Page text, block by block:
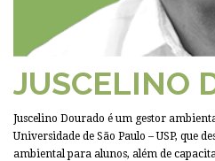
JUSCELINO
Juscelino Dourado é um gestor
Universidade de São Paulo – USP, que
ambiental para alunos, além de